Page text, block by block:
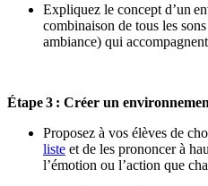
Expliquez le concept d’un
combinaison de tous les
ambiance) qui
Étape3 : Créer un
Proposez à vos élèves de
liste et de les prononcer à
l’émotion ou l’action que